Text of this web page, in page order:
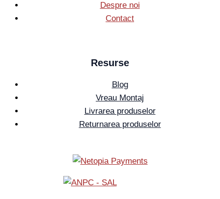
Despre noi
Contact
Resurse
Blog
Vreau Montaj
Livrarea produselor
Returnarea produselor